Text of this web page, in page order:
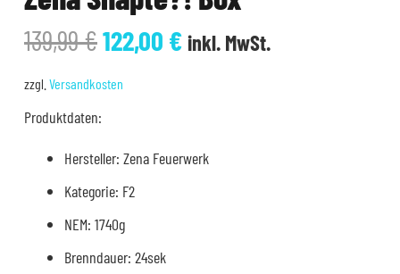
139,99€Ursprünglicher
Preis
war:
122,00 €Aktueller
inkl. MwSt.
zzgl. Versandkosten
Produktdaten:
Hersteller: Zena Feuerwerk
Kategorie: F2
NEM: 1740g
Brenndauer: 24sek